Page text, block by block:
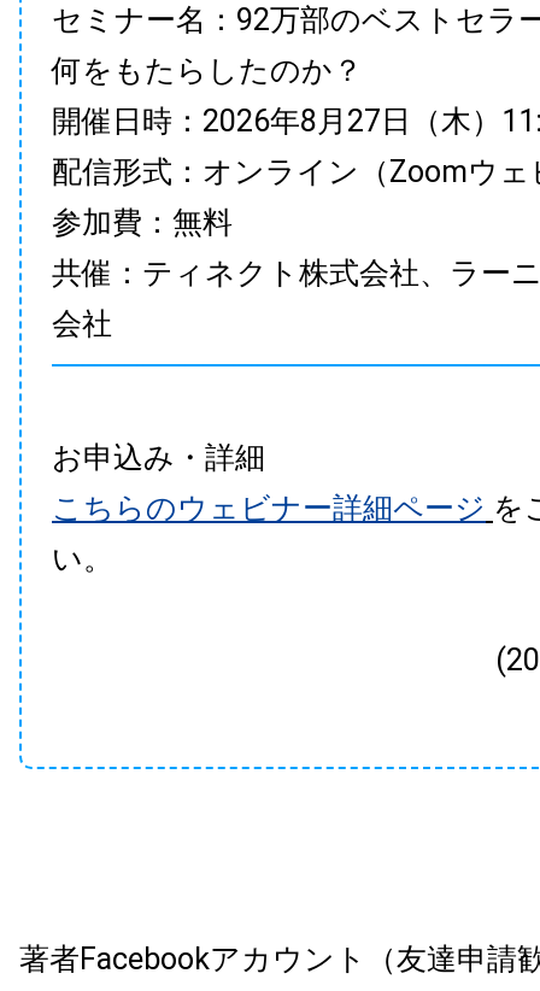
セミナー名：92万部のベストセラ
何をもたらしたのか？
開催日時：2026年8月27日（木）
配信形式：オンライン（Zoomウェ
参加費：無料
共催：ティネクト株式会社、ラー
会社
お申込み・詳細
こちらのウェビナー詳細ページ を
い。
著者Facebookアカウント（友達申請